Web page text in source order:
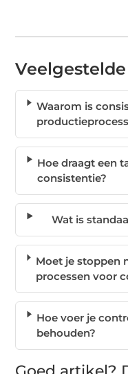
Waarom is
Hoe draagt een
consistentie?
Wat is
Moet je stoppen
processen voor
Hoe voer je
behouden?